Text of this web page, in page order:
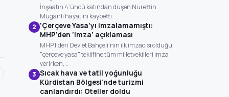
İnşaatın 4’üncü katından düşen Nurettin
Muganlı hayatını kaybetti.
2 ‘Çerçeve Yasa’yı imzalamamıştı:
MHP’den ‘imza’ açıklaması
MHP lideri Devlet Bahçeli’nin ilk imzacısı olduğu
"çerçeve yasa" teklifine tüm milletvekilleri imza
verirken,…
3 Sıcak hava ve tatil yoğunluğu
Kürdistan Bölgesi'nde turizmi
canlandırdı: Oteller doldu